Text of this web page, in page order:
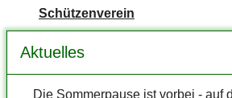
Schützenverein
Aktuelles
Die Sommerpause ist vorbei - auf